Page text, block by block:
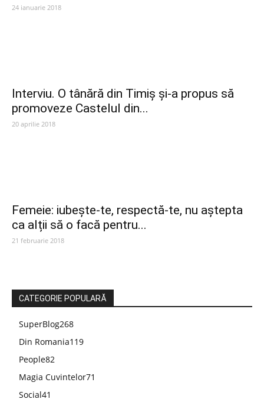
24 ianuarie 2018
Interviu. O tânără din Timiș și-a propus să
promoveze Castelul din...
20 aprilie 2018
Femeie: iubește-te, respectă-te, nu aștepta
ca alții să o facă pentru...
21 februarie 2018
CATEGORIE POPULARĂ
SuperBlog268
Din Romania119
People82
Magia Cuvintelor71
Social41